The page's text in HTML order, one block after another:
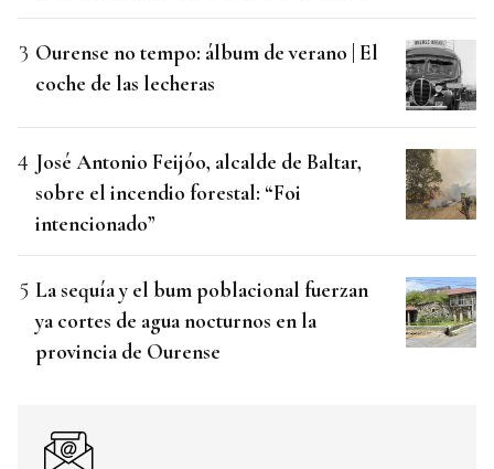
Ourense no tempo: álbum de verano | El
coche de las lecheras
José Antonio Feijóo, alcalde de Baltar,
sobre el incendio forestal: “Foi
intencionado”
La sequía y el bum poblacional fuerzan
ya cortes de agua nocturnos en la
provincia de Ourense